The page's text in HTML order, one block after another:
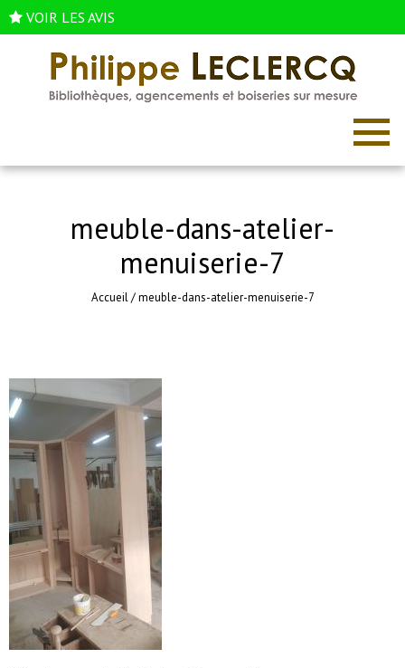
VOIR LES AVIS
meuble-dans-atelier-
menuiserie-7
Accueil/meuble-dans-atelier-menuiserie-7